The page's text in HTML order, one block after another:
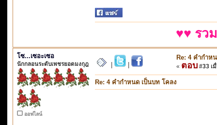
♥♥ รว
โซ...เซอะเซอ
นักกลอนระดับเพชรยอดมงกุฎ
ออฟไลน์
Re: 4 คำกำห
« ตอบ #33 เ
Re: 4 คำกำหนด เป็นบท โคลง